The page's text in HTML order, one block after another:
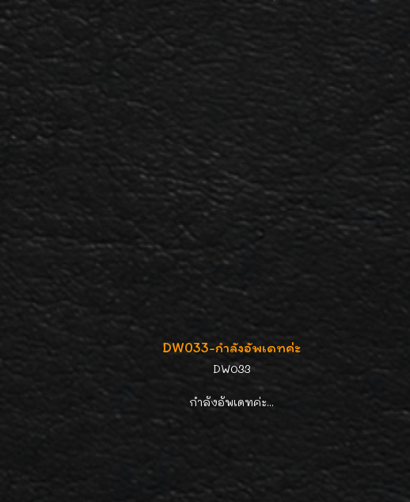
DW033-กำลังอัพเดทค่ะ
DW033
กำลังอัพเดทค่ะ...